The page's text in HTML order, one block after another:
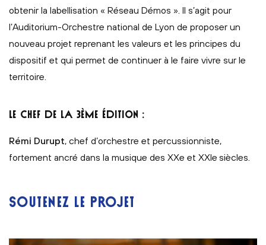
obtenir la labellisation « Réseau Démos ». Il s’agit pour
l’Auditorium-Orchestre national de Lyon de proposer un
nouveau projet reprenant les valeurs et les principes du
dispositif et qui permet de continuer à le faire vivre sur le
territoire.
LE CHEF DE LA 3ÈME ÉDITION :
Rémi Durupt, chef d’orchestre et percussionniste,
fortement ancré dans la musique des XXe et XXIe siècles.
SOUTENEZ LE PROJET